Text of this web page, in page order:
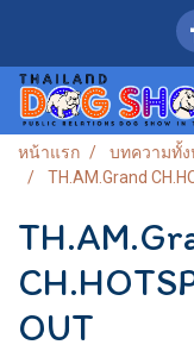
หน้าแรก บทความทั้
TH.AM.Grand
OUT